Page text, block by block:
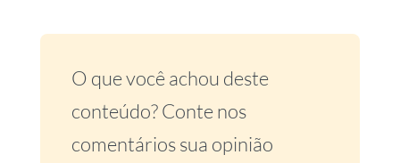
O que você achou deste
conteúdo? Conte nos
comentários sua opinião